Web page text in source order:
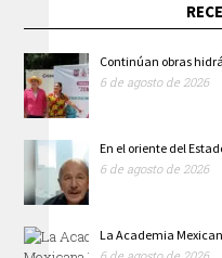
Continúan obras
6 de agosto de 2026
En el oriente del
6 de agosto de 2026
La Academia